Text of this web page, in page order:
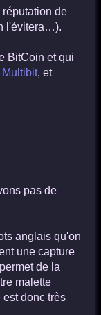
réputation de
l'évitera…).
BitCoin et qui
Multibit, et
pas de
anglais qu'on
une capture
de la
malette
donc très